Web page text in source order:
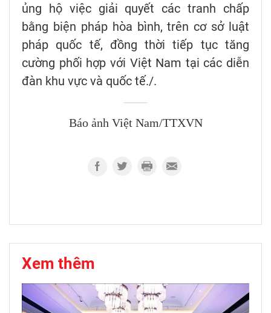
ủng hộ việc giải quyết các tranh chấp
bằng biện pháp hòa bình, trên cơ sở luật
pháp quốc tế, đồng thời tiếp tục tăng
cường phối hợp với Việt Nam tại các diễn
đàn khu vực và quốc tế./.
Báo ảnh Việt Nam/TTXVN
Xem thêm